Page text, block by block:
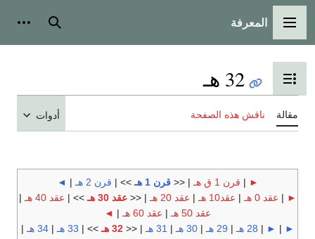
القائمة الرئيسية
المعرفة بحث
تبديل عرض جدول المحتويات
32 هـ
مقالة ناقش هذه الصفحة أدوات
►
| قرن 1 ق هـ | <<قرن 1 هـ >> | قرن 2 هـ |
◄
►
| عقد 0 هـ | عقد10 هـ | عقد 20 هـ | <<عقد 30 هـ >> | عقد 40 هـ
|
عقد 50 هـ
| عقد 60 هـ |
◄
►
|
►
| 28 هـ | 29 هـ |30 هـ | 31 هـ | <<32 هـ >> | 33 هـ |34 هـ
|